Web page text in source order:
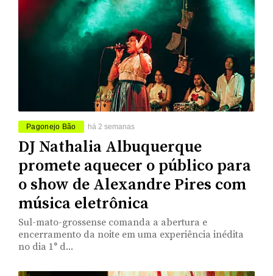
Pagonejo Bão há 2 semanas
DJ Nathalia Albuquerque
promete aquecer o público para
o show de Alexandre Pires com
música eletrônica
Sul-mato-grossense comanda a abertura e
encerramento da noite em uma experiência inédita
no dia 1° d...